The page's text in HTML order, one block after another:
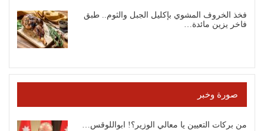
فخذ الخروف المشوي بإكليل الجبل والثوم.. طبق
فاخر يزين مائدة…
صورة وخبر
من بركات التعيين يا معالي الوزير؟! ابواللوقس…